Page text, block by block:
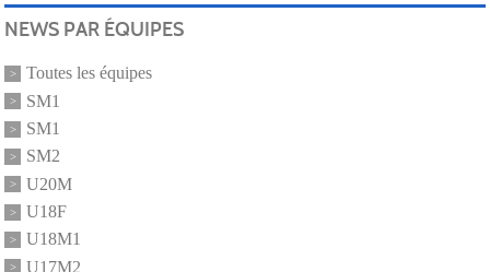
NEWS PAR ÉQUIPES
Toutes les équipes
SM1
SM1
SM2
U20M
U18F
U18M1
U17M2